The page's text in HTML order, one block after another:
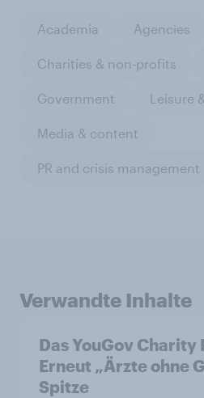
Academia Agencies
Charities & non-profits
Government Leisure
Media & content
PR and crisis management
Verwandte Inhalte
Das YouGov
Erneut „Ärzte ohne
Spitze